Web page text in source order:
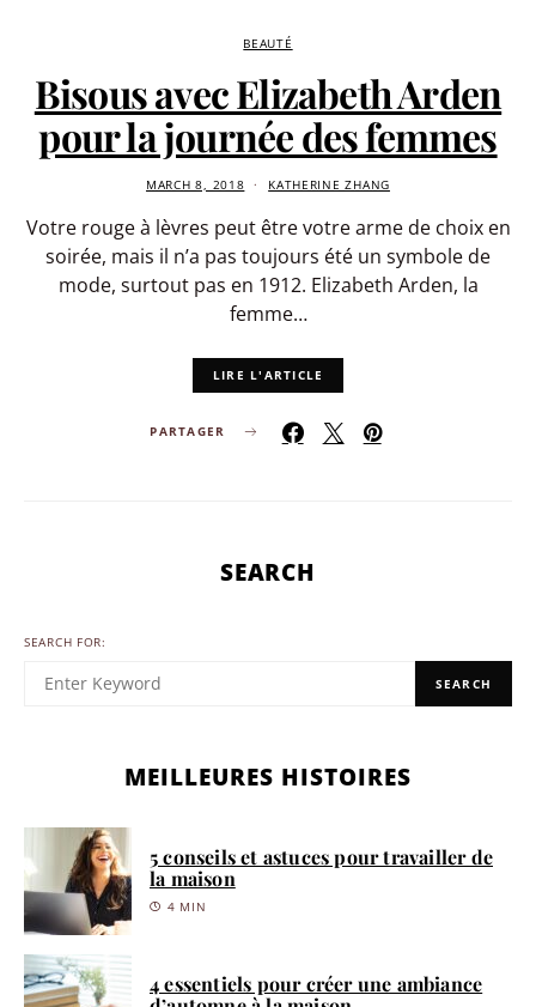
BEAUTÉ
Bisous avec Elizabeth Arden
pour la journée des femmes
MARCH 8, 2018 KATHERINE ZHANG
Votre rouge à lèvres peut être votre arme de choix en
soirée, mais il n’a pas toujours été un symbole de
mode, surtout pas en 1912. Elizabeth Arden, la
femme…
LIRE L'ARTICLE
PARTAGER
SEARCH
SEARCH FOR:
SEARCH
MEILLEURES HISTOIRES
5 conseils et astuces pour travailler de
la maison
4 MIN
4 essentiels pour créer une ambiance